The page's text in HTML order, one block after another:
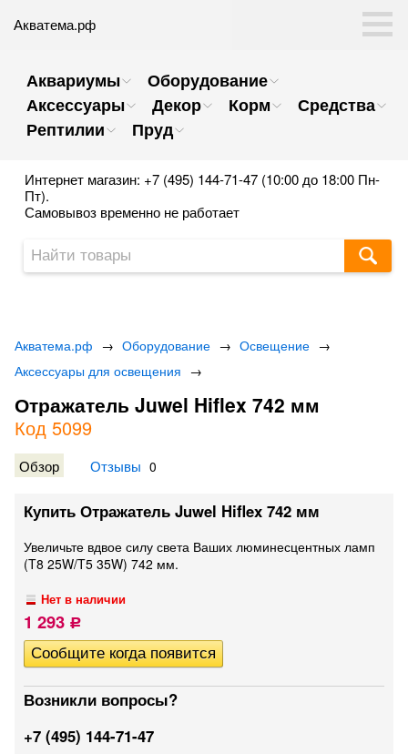
Акватема.рф
Аквариумы
Оборудование
Аксессуары
Декор Корм
Средства
Рептилии
Пруд
Интернет магазин: +7 (495) 144-71-47 (10:00 до 18:00 Пн-
Пт).
Самовывоз временно не работает
Акватема.рф → Оборудование → Освещение →
Аксессуары для освещения →
Отражатель Juwel Hiflex 742 мм
Код 5099
Обзор Отзывы 0
Купить Отражатель Juwel Hiflex 742 мм
Увеличьте вдвое силу света Ваших люминесцентных ламп
(T8 25W/T5 35W) 742 мм.
Нет в наличии
1 293 Р
Возникли вопросы?
+7 (495) 144-71-47